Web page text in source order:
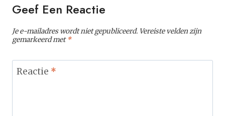
Geef Een Reactie
Je e-mailadres wordt niet gepubliceerd. Vereiste velden zijn
gemarkeerd met*
Reactie *